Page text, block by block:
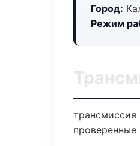
Город:
Режим
трансмиссия